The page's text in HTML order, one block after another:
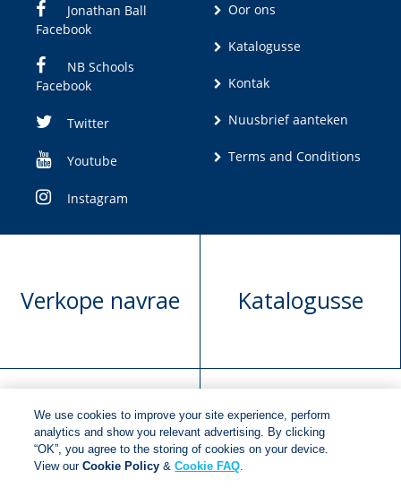
Jonathan Ball
Facebook
NB Schools
Facebook
Twitter
Youtube
Instagram
Oor ons
Katalogusse
Kontak
Nuusbrief aanteken
Terms and Conditions
Verkope navrae Katalogusse
Manuskrip
voorlegging
Versoek boekregte
We use cookies to improve your site experience, perform
analytics and show you relevant advertising. By clicking
“OK”, you agree to the storing of cookies on your device.
View ourCookie Policy &Cookie FAQ.